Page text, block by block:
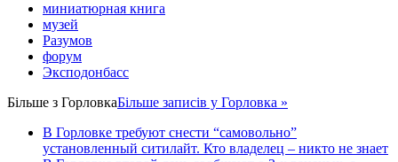
миниатюрная книга
музей
Разумов
форум
Эксподонбасс
Більше з ГорловкаБільше записів у Горловка »
В Горловке требуют снести “самовольно”
установленный ситилайт. Кто владелец – никто не знает